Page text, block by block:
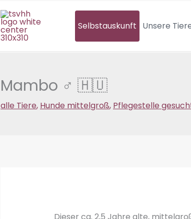
Selbstauskunft Unsere
Mambo ♂ 🇭🇺
alle Tiere, Hunde mittelgroß, Pflegestelle